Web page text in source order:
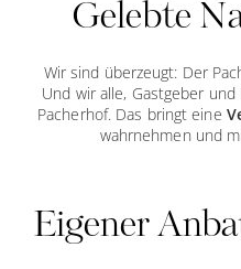
Gelebte
Wir sind überzeugt: Der
Und wir alle, Gastgeber
Pacherhof. Das bringt eine
wahrnehmen und
Eigener